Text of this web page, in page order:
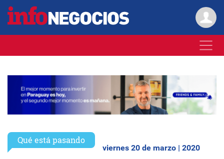
Qué está pasando
viernes 20 de marzo | 2020